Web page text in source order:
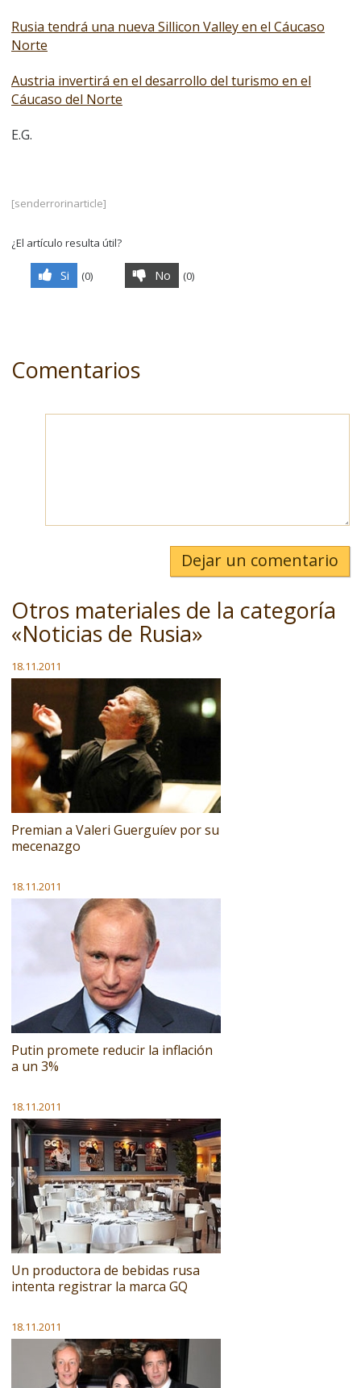
Rusia tendrá una nueva Sillicon Valley en el Cáucaso
Norte
Austria invertirá en el desarrollo del turismo en el
Cáucaso del Norte
E.G.
[senderrorinarticle]
¿El artículo resulta útil?
Si (0) No (0)
Comentarios
Dejar un comentario
Otros materiales de la categoría
«Noticias de Rusia»
18.11.2011
Premian a Valeri Guerguíev por su
mecenazgo
18.11.2011
Putin promete reducir la inflación
a un 3%
18.11.2011
Un productora de bebidas rusa
intenta registrar la marca GQ
18.11.2011